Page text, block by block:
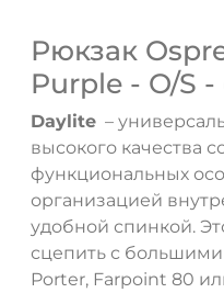
Рюкзак
Purple - O/S
Daylite –
высокого качества
функциональных
организацией
удобной спинкой.
сцепить с
Porter, Farpoint 80